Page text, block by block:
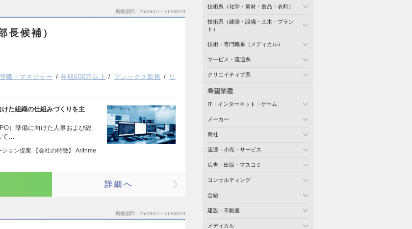
掲載期間 26/08/07～26/08/20
長候補）
職・マネジャー 年収600万以上 フレックス勤務
リ
た組織の仕組みづくりを主
）準備に向けた人事および総
て…
ション提案 【会社の特徴】 Arithme
詳細へ
掲載期間 26/08/07～26/08/20
技術系（化学・素材・食品・衣料）
技術系（建築・設備・土木・プラン
ト）
技術・専門職系（メディカル）
サービス・流通系
クリエイティブ系
希望業種
IT・インターネット・ゲーム
メーカー
商社
流通・小売・サービス
広告・出版・マスコミ
コンサルティング
金融
建設・不動産
メディカル